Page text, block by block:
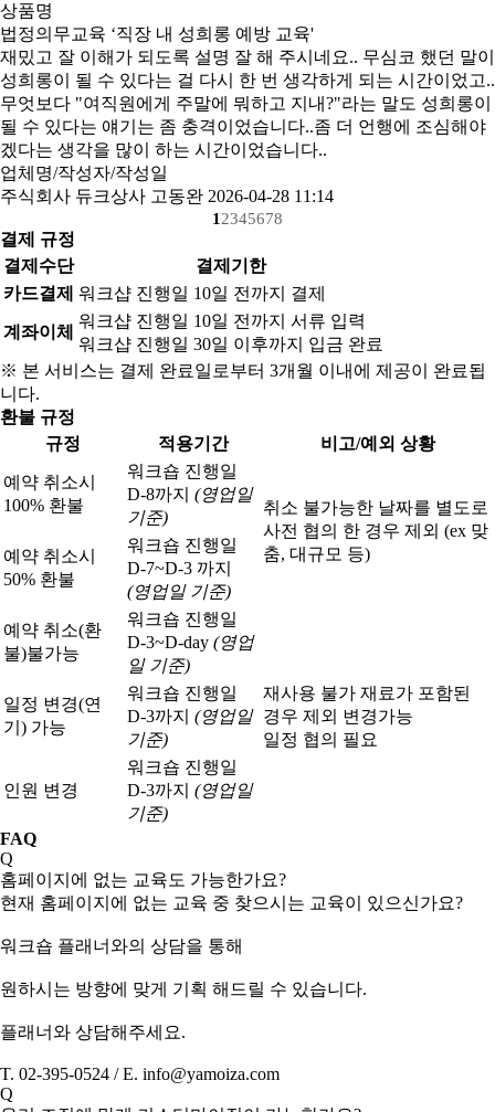
상품명
법정의무교육 ‘직장 내 성희롱 예방 교육'
재밌고 잘 이해가 되도록 설명 잘 해 주시네요.. 무심코 했던 말이
성희롱이 될 수 있다는 걸 다시 한 번 생각하게 되는 시간이었고..
무엇보다 "여직원에게 주말에 뭐하고 지내?"라는 말도 성희롱이
될 수 있다는 얘기는 좀 충격이었습니다..좀 더 언행에 조심해야
겠다는 생각을 많이 하는 시간이었습니다..
업체명/작성자/작성일
주식회사 듀크상사 고동완 2026-04-28 11:14
1 2345678
결제 규정
결제수단
결제기한
카드결제 워크샵 진행일 10일 전까지 결제
계좌이체
워크샵 진행일 10일 전까지 서류 입력
워크샵 진행일 30일 이후까지 입금 완료
※ 본 서비스는 결제 완료일로부터 3개월 이내에 제공이 완료됩
니다.
환불 규정
규정
적용기간 비고/예외 상황
예약 취소시
100% 환불
워크숍 진행일
D-8까지 (영업일
기준)
취소 불가능한 날짜를 별도로
사전 협의 한 경우 제외 (ex 맞
춤, 대규모 등)
예약 취소시
50% 환불
워크숍 진행일
D-7~D-3 까지
(영업일 기준)
예약 취소(환
불)불가능
워크숍 진행일
D-3~D-day (영업
일 기준)
일정 변경(연
기) 가능
워크숍 진행일
D-3까지 (영업일
기준)
재사용 불가 재료가 포함된
경우 제외 변경가능
일정 협의 필요
인원 변경
워크숍 진행일
D-3까지 (영업일
기준)
FAQ
Q
홈페이지에 없는 교육도 가능한가요?
현재 홈페이지에 없는 교육 중 찾으시는 교육이 있으신가요?
워크숍 플래너와의 상담을 통해
원하시는 방향에 맞게 기획 해드릴 수 있습니다.
플래너와 상담해주세요.
T. 02-395-0524 / E. info@yamoiza.com
Q